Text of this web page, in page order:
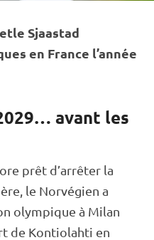
Sjaastad
en France l’année
avant les
prêt d’arrêter la
le Norvégien a
olympique à Milan
de Kontiolahti en